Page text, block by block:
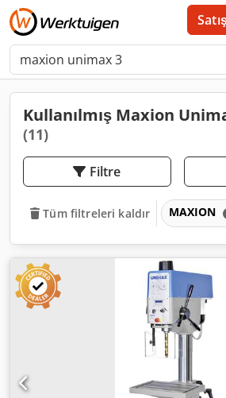
Kullanılmış Maxion
(11)
Filtre
Tüm filtreleri kaldır MAXION